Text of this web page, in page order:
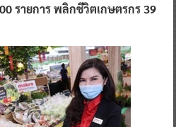
รายการ พลิกชีวิตเกษตรกร 39